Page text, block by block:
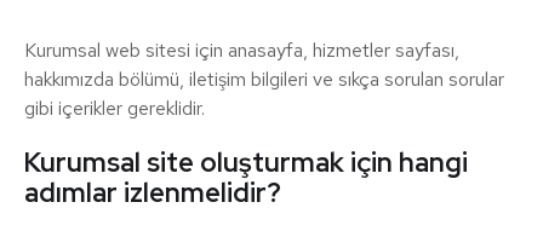
Kurumsal web sitesi için anasayfa, hizmetler sayfası,
hakkımızda bölümü, iletişim bilgileri ve sıkça sorulan sorular
gibi içerikler gereklidir.
Kurumsal site oluşturmak için hangi
adımlar izlenmelidir?